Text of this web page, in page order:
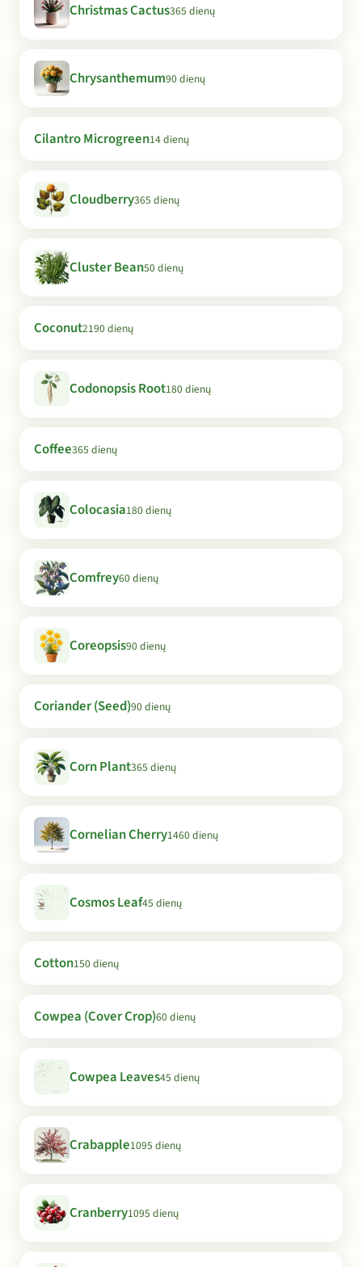
Christmas Cactus365 dienų
Chrysanthemum90 dienų
Cilantro Microgreen14 dienų
Cloudberry365 dienų
Cluster Bean50 dienų
Coconut2190 dienų
Codonopsis Root180 dienų
Coffee365 dienų
Colocasia180 dienų
Comfrey60 dienų
Coreopsis90 dienų
Coriander (Seed)90 dienų
Corn Plant365 dienų
Cornelian Cherry1460 dienų
Cosmos Leaf45 dienų
Cotton150 dienų
Cowpea (Cover Crop)60 dienų
Cowpea Leaves45 dienų
Crabapple1095 dienų
Cranberry1095 dienų